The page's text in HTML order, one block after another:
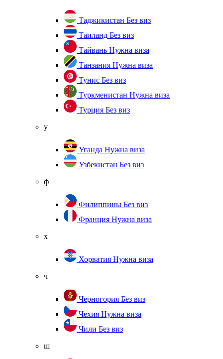
Таджикистан Без виз
Таиланд Без виз
Тайвань Нужна виза
Танзания Нужна виза
Тунис Без виз
Туркменистан Нужна виза
Турция Без виз
у
Уганда Нужна виза
Узбекистан Без виз
ф
Филиппины Без виз
Франция Нужна виза
х
Хорватия Нужна виза
ч
Черногория Без виз
Чехия Нужна виза
Чили Без виз
ш